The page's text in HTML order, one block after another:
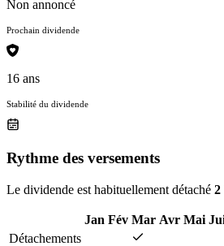
Non annoncé
Prochain dividende
16 ans
Stabilité du dividende
Rythme des versements
Le dividende est habituellement détaché 2
Jan Fév Mar Avr Mai
Détachements